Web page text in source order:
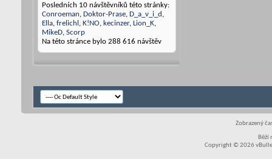
Posledních 10 návštěvníků této stránky:
Conroeman, Doktor-Prase, D_a_v_i_d ,
Ella, frelichl , K!NO, kecinzer, Lion_K,
MikeD, Scorp
Na této stránce bylo 288 616 návštěv
Zobrazený
Běží
Copyright © 2026